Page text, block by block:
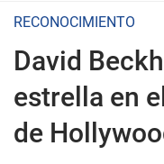
RECONOCIMIENTO
David
estrella en
de